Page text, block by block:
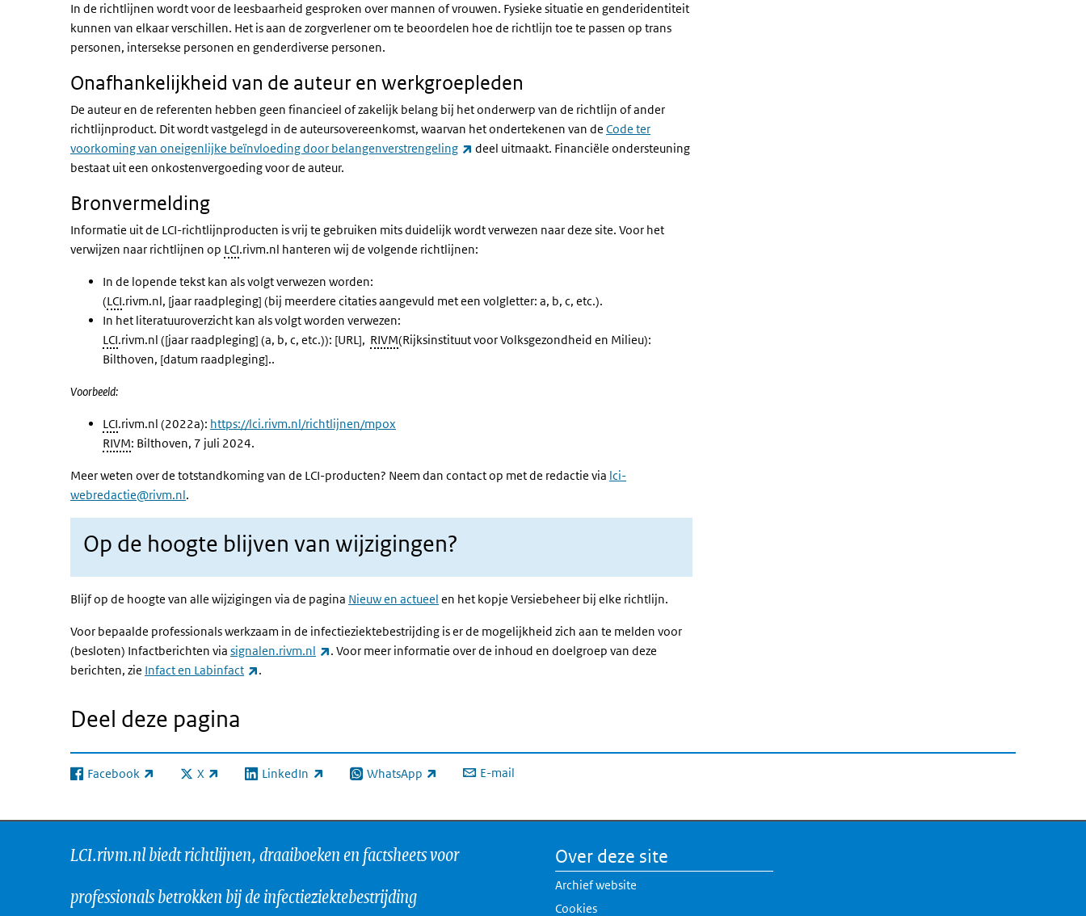
In de richtlijnen wordt voor de leesbaarheid gesproken over mannen of vrouwen. Fysieke situatie en genderidentiteit
kunnen van elkaar verschillen. Het is aan de zorgverlener om te beoordelen hoe de richtlijn toe te passen op trans
personen, intersekse personen en genderdiverse personen.
Onafhankelijkheid van de auteur en werkgroepleden
De auteur en de referenten hebben geen financieel of zakelijk belang bij het onderwerp van de richtlijn of ander
richtlijnproduct. Dit wordt vastgelegd in de auteursovereenkomst, waarvan het ondertekenen van de Code ter
voorkoming van oneigenlijke beïnvloeding door belangenverstrengeling
(externe link)
deel uitmaakt. Financiële ondersteuning
bestaat uit een onkostenvergoeding voor de auteur.
Bronvermelding
Informatie uit de LCI-richtlijnproducten is vrij te gebruiken mits duidelijk wordt verwezen naar deze site. Voor het
verwijzen naar richtlijnen op LCI.rivm.nl hanteren wij de volgende richtlijnen:
In de lopende tekst kan als volgt verwezen worden:
(LCI.rivm.nl, [jaar raadpleging] (bij meerdere citaties aangevuld met een volgletter: a, b, c, etc.).
In het literatuuroverzicht kan als volgt worden verwezen:
LCI.rivm.nl ([jaar raadpleging] (a, b, c, etc.)): [URL], RIVM(Rijksinstituut voor Volksgezondheid en Milieu):
Bilthoven, [datum raadpleging]..
Voorbeeld:
LCI.rivm.nl (2022a): https://lci.rivm.nl/richtlijnen/mpox
RIVM: Bilthoven, 7 juli 2024.
Meer weten over de totstandkoming van de LCI-producten? Neem dan contact op met de redactie via lci-
webredactie@rivm.nl.
Op de hoogte blijven van wijzigingen?
Blijf op de hoogte van alle wijzigingen via de pagina Nieuw en actueel en het kopje Versiebeheer bij elke richtlijn.
Voor bepaalde professionals werkzaam in de infectieziektebestrijding is er de mogelijkheid zich aan te melden voor
(besloten) Infactberichten via signalen.rivm.nl (externe link)
. Voor meer informatie over de inhoud en doelgroep van deze
berichten, zie Infact en Labinfact (externe link)
.
Deel deze pagina
Facebook
(externe link) X
(externe link) LinkedIn
(externe link) WhatsApp
(externe link) E-mail
LCI.rivm.nl biedt richtlijnen, draaiboeken en factsheets voor
professionals betrokken bij de infectieziektebestrijding
Over deze site
Archief website
Cookies